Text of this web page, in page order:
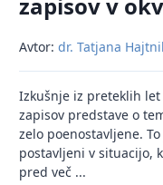
Avtor: dr. Tatjana
Izkušnje iz preteklih
zapisov predstave o
zelo poenostavljene.
postavljeni v situacijo,
pred več ...